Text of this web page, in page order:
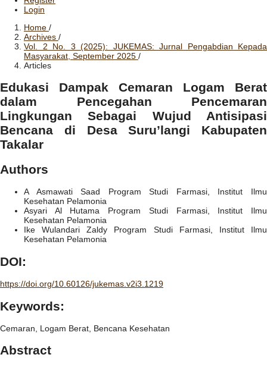
Login
Home /
Archives /
Vol. 2 No. 3 (2025): JUKEMAS: Jurnal Pengabdian Kepada
Masyarakat, September 2025 /
Articles
Edukasi Dampak Cemaran Logam Berat
dalam Pencegahan Pencemaran
Lingkungan Sebagai Wujud Antisipasi
Bencana di Desa Suru’langi Kabupaten
Takalar
Authors
A Asmawati Saad Program Studi Farmasi, Institut Ilmu
Kesehatan Pelamonia
Asyari Al Hutama Program Studi Farmasi, Institut Ilmu
Kesehatan Pelamonia
Ike Wulandari Zaldy Program Studi Farmasi, Institut Ilmu
Kesehatan Pelamonia
DOI:
https://doi.org/10.60126/jukemas.v2i3.1219
Keywords:
Cemaran, Logam Berat, Bencana Kesehatan
Abstract